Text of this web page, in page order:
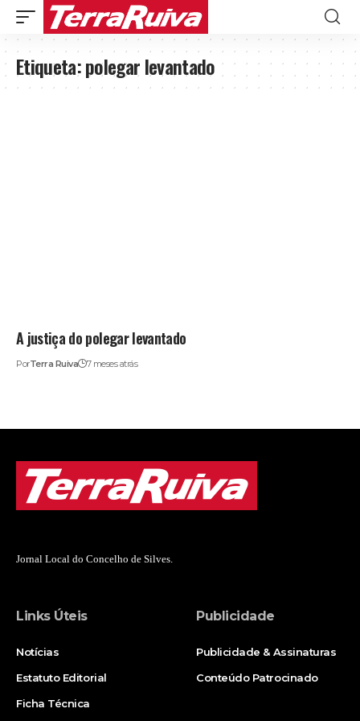
Etiqueta:polegar levantado
A justiça do polegar levantado
PorTerra Ruiva 7 meses atrás
Jornal Local do Concelho de Silves.
Links Úteis
Notícias
Estatuto Editorial
Ficha Técnica
Publicidade
Publicidade & Assinaturas
Conteúdo Patrocinado